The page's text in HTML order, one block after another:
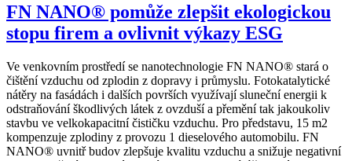
FN NANO® pomůže zlepšit ekologickou
stopu firem a ovlivnit výkazy ESG
Ve venkovním prostředí se nanotechnologie FN NANO® stará o
čištění vzduchu od zplodin z dopravy i průmyslu. Fotokatalytické
nátěry na fasádách i dalších površích využívají sluneční energii k
odstraňování škodlivých látek z ovzduší a přemění tak jakoukoliv
stavbu ve velkokapacitní čističku vzduchu. Pro představu, 15 m2
kompenzuje zplodiny z provozu 1 dieselového automobilu. FN
NANO® uvnitř budov zlepšuje kvalitu vzduchu a snižuje negativní